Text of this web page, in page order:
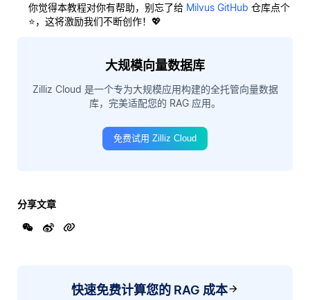
你觉得本教程对你有帮助，别忘了给 Milvus GitHub 仓库点个
⭐，这将激励我们不断创作！💖
大规模向量数据库
Zilliz Cloud 是一个专为大规模应用构建的全托管向量数据
库，完美适配您的 RAG 应用。
免费试用 Zilliz Cloud
分享文章
快速免费计算您的 RAG 成本